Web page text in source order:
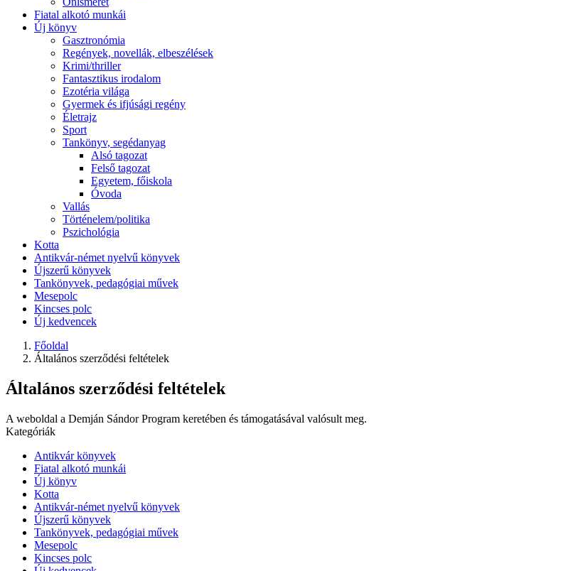
Fiatal alkotó munkái
Új könyv
Gasztronómia
Regények, novellák, elbeszélések
Krimi/thriller
Fantasztikus irodalom
Ezotéria világa
Gyermek és ifjúsági regény
Életrajz
Sport
Tankönyv, segédanyag
Alsó tagozat
Felső tagozat
Egyetem, főiskola
Óvoda
Vallás
Történelem/politika
Pszichológia
Kotta
Antikvár-német nyelvű könyvek
Újszerű könyvek
Tankönyvek, pedagógiai művek
Mesepolc
Kincses polc
Új kedvencek
Főoldal
Általános szerződési feltételek
Általános szerződési feltételek
A weboldal a Demján Sándor Program keretében és támogatásával valósult meg.
Kategóriák
Antikvár könyvek
Fiatal alkotó munkái
Új könyv
Kotta
Antikvár-német nyelvű könyvek
Újszerű könyvek
Tankönyvek, pedagógiai művek
Mesepolc
Kincses polc